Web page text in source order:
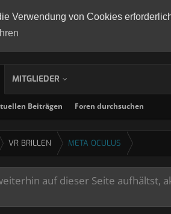
Verwendung von Cookies
Beiträgen Foren durchsuchen
MITGLIEDER
VR BRILLEN META OCULUS
auf dieser Seite aufhältst,